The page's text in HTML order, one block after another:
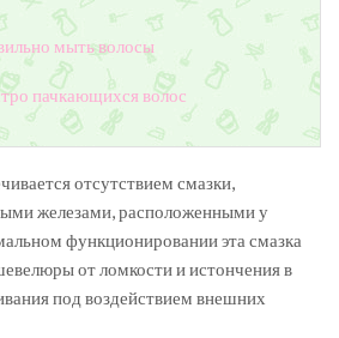
мыть волосы
пачкающихся волос
отсутствием смазки,
железами, расположенными у
функционировании эта смазка
от ломкости и истончения в
под воздействием внешних